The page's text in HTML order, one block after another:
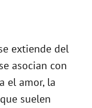
extiende del
asocian con
el amor, la
suelen